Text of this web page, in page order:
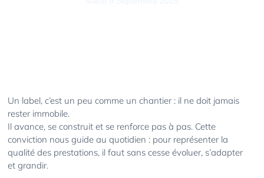
Un label, c’est un peu comme un chantier : il ne doit jamais
rester immobile.
Il avance, se construit et se renforce pas à pas. Cette
conviction nous guide au quotidien : pour représenter la
qualité des prestations, il faut sans cesse évoluer, s’adapter
et grandir.